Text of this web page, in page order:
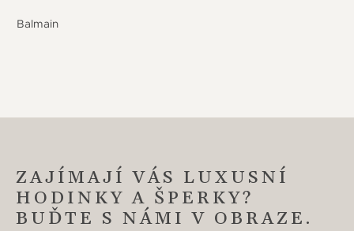
Balmain
ZAJÍMAJÍ VÁS LUXUSNÍ
HODINKY A ŠPERKY?
BUĎTE S NÁMI V OBRAZE.